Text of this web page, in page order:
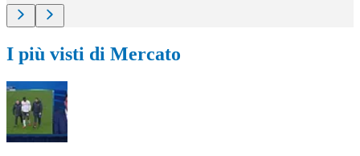
I più visti di Mercato